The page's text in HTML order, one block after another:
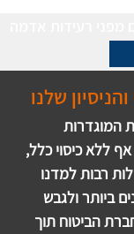
שלנו
המוגדרות
אף ללא כיסוי כלל,
רבות למדנו
ביותר ולגבש
הביטוח תוך